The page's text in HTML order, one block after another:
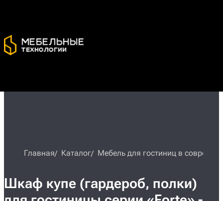
Главная Каталог Мебель для гостиниц в
Шкаф купе (гардероб, полки)